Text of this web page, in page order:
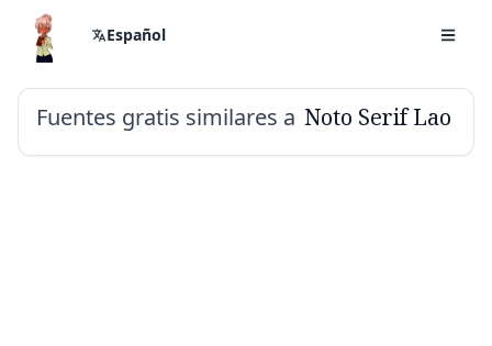
Español
Fuentes gratis similares a Noto Serif Lao